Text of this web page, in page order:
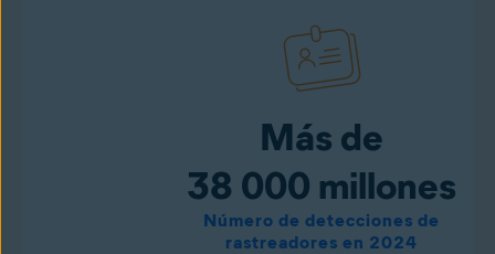
Más de
38 000 millones
Número de detecciones de
rastreadores en 2024